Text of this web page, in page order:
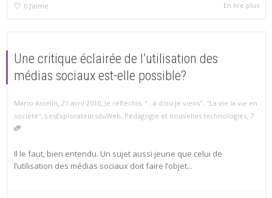
0 J'aime En lire plus
Une critique éclairée de l’utilisation des
médias sociaux est-elle possible?
Mario Asselin, 21 avril 2010, Je réfléchis, "...à d'où je viens", "La vie la vie en
société", LesExplorateursduWeb, Pédagogie et nouvelles technologies, 7
Il le faut, bien entendu. Un sujet aussi jeune que celui de
l’utilisation des médias sociaux doit faire l’objet...